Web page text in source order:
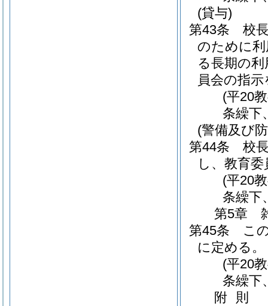
(貸与)
第43条
校
のために
る長期の
員会の指
(平20
条繰下
(警備及び
第44条
校
し、教育
(平20
条繰下
第5章
第45条
こ
に定める。
(平20
条繰下
附 則